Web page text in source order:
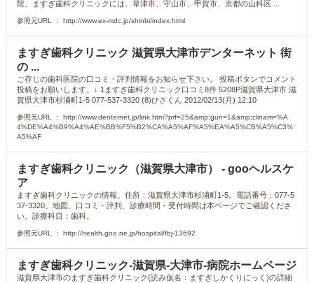
院、ますぎ歯科クリニックには、草津市、守山市、甲賀市、京都の山科区 ...
参照元URL ： http://www.ex-mdc.jp/shinbi/index.html
ますぎ歯科クリニック 滋賀県大津市デンターネット 街
の ...
ご存じの歯科医院の口コミ・評判情報をお知らせ下さい。 投稿ボタンでコメント
投稿をお願いします。↓ 1ますぎ歯科クリニック口コミ8件 5208P滋賀県大津市 滋
賀県大津市杉浦町1-5 077-537-3320 (8)ひさくん 2012/02/13(月) 12:10
参照元URL ： http://www.denternet.jp/link.htm?prf=25&amp;gun=1&amp;clinam=%A
4%DE%A4%B9%A4%AE%BB%F5%B2%CA%A5%AF%A5%EA%A5%CB%A5%C3%
A5%AF
ますぎ歯科クリニック（滋賀県大津市） - gooヘルスケ
ア
ますぎ歯科クリニックの情報。住所：滋賀県大津市杉浦町1-5。電話番号：077-5
37-3320。地図、口コミ・評判、診療時間・受付時間は本ページでご確認くださ
い。診療科目：歯科。
参照元URL ： http://health.goo.ne.jp/hospital/fbj-13692
ますぎ歯科クリニック-滋賀県-大津市-病院ホームページ
滋賀県大津市のますぎ歯科クリニック(読み仮名：ますぎしかくりにっく)の詳細